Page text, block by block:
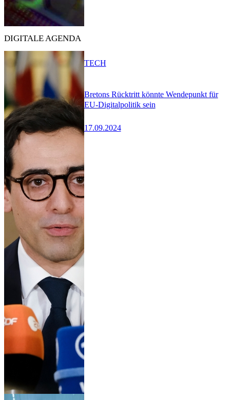
DIGITALE AGENDA
Bretons Rücktritt könnte Wendepunkt für
EU-Digitalpolitik sein
17.09.2024
TECH